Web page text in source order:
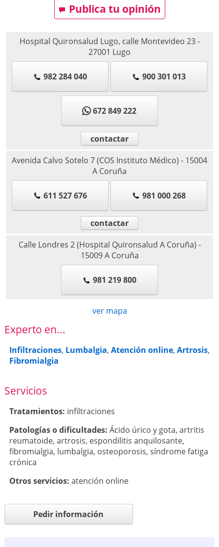
Publica tu opinión
Hospital Quironsalud Lugo, calle Montevideo 23-
27001 Lugo
982 284 040 900 301 013
672 849 222
contactar
Avenida Calvo Sotelo 7 (COS Instituto Médico) - 15004
A Coruña
611 527 676 981 000 268
contactar
Calle Londres 2 (Hospital Quironsalud A Coruña) -
15009 A Coruña
981 219 800
ver mapa
Experto en...
Infiltraciones, Lumbalgia, Atención online, Artrosis,
Fibromialgia
Servicios
Tratamientos: infiltraciones
Patologí­as o dificultades: Ácido úrico y gota, artritis
reumatoide, artrosis, espondilitis anquilosante,
fibromialgia, lumbalgia, osteoporosis, síndrome fatiga
crónica
Otros servicios: atención online
Pedir información